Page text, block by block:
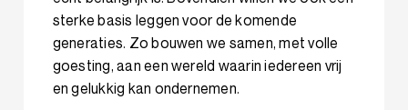
sterke basis leggen voor de komende
generaties. Zo bouwen we samen, met volle
goesting, aan een wereld waarin iedereen vrij
en gelukkig kan ondernemen.